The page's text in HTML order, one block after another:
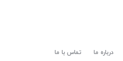
درباره ما تماس با ما